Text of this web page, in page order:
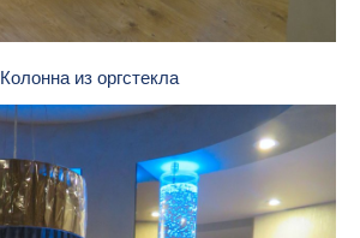
Колонна из оргстекла